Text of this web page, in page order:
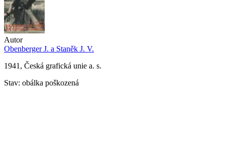
Autor
Obenberger J. a Staněk J. V.
1941, Česká grafická unie a. s.
Stav: obálka poškozená